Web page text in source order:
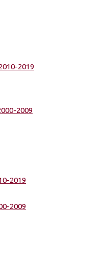
2019
2009
2019
2009